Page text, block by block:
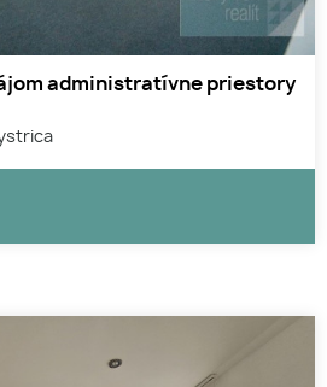
administratívne priestory